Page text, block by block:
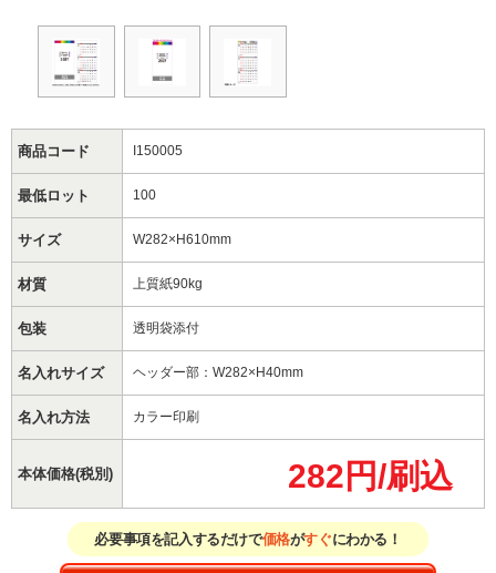
商品コード I150005
最低ロット 100
サイズ W282×H610mm
材質 上質紙90kg
包装 透明袋添付
名入れサイズ ヘッダー部：W282×H40mm
名入れ方法 カラー印刷
本体価格(税別) 282円/刷込
必要事項を記入するだけで価格がすぐにわかる！